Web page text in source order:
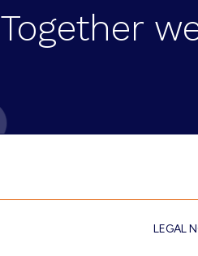
Together
LEGAL